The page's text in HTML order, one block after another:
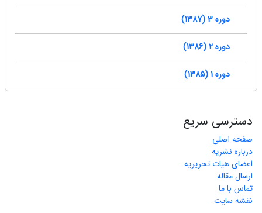
دوره 3 (1387)
دوره 2 (1386)
دوره 1 (1385)
دسترسی سریع
صفحه اصلی
درباره نشریه
اعضای هیات تحریریه
ارسال مقاله
تماس با ما
نقشه سایت